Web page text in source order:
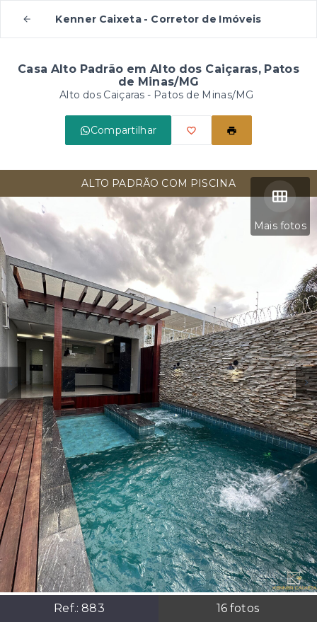
Kenner Caixeta - Corretor de Imóveis
Casa Alto Padrão em Alto dos Caiçaras, Patos
de Minas/MG
Alto dos Caiçaras - Patos de Minas/MG
Compartilhar
Mais fotos
Ref.:883 16 fotos
ALTO PADRÃO COM PISCINA